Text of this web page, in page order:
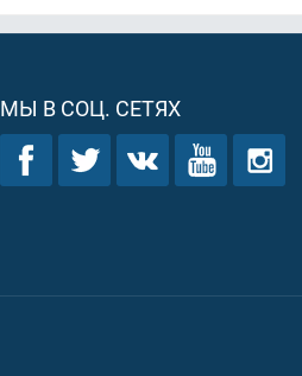
МЫ В СОЦ. СЕТЯХ